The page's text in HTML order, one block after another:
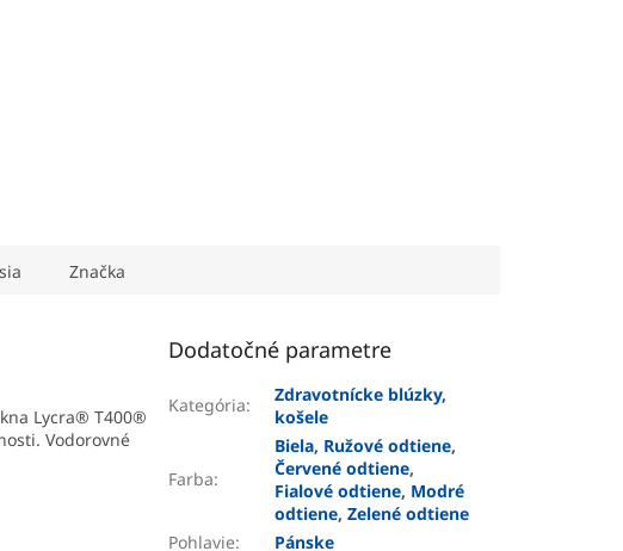
Značka
Lycra® T400®
Vodorovné
Dodatočné parametre
Kategória:
Zdravotnícke blúzky,
košele
Farba:
Biela, Ružové odtiene,
Červené odtiene,
Fialové odtiene, Modré
odtiene,Zelené odtiene
Pohlavie: Pánske